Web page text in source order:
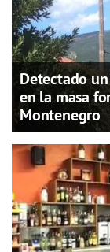
Detectado
en la masa
Montenegro